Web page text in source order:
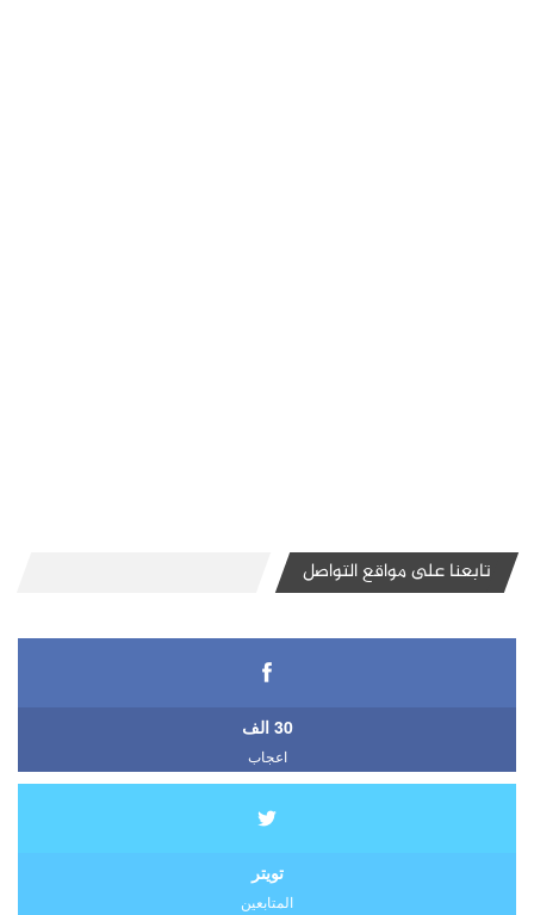
تابعنا على مواقع التواصل
30 الف
اعجاب
تويتر
المتابعين